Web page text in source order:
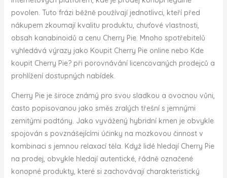
povolen. Tuto frázi běžně používají jednotlivci, kteří před
nákupem zkoumají kvalitu produktu, chuťové vlastnosti,
obsah kanabinoidů a cenu Cherry Pie. Mnoho spotřebitelů
vyhledává výrazy jako Koupit Cherry Pie online nebo Kde
koupit Cherry Pie? při porovnávání licencovaných prodejců a
prohlížení dostupných nabídek.
Cherry Pie je široce známý pro svou sladkou a ovocnou vůni,
často popisovanou jako směs zralých třešní s jemnými
zemitými podtóny. Jako vyvážený hybridní kmen je obvykle
spojován s povznášejícími účinky na mozkovou činnost v
kombinaci s jemnou relaxací těla. Když lidé hledají Cherry Pie
na prodej, obvykle hledají autentické, řádně označené
konopné produkty, které si zachovávají charakteristický